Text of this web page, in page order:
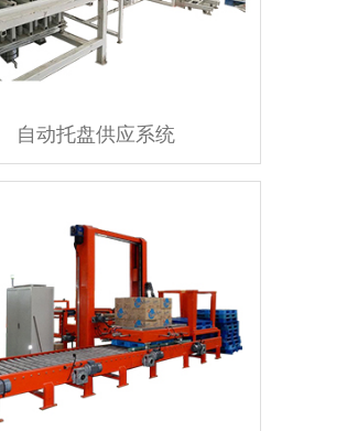
自动托盘供应系统